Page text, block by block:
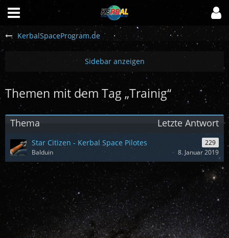
KerbalSpaceProgram.de
Themen mit dem Tag „Trainig“
Thema Letzte Antwort
Star Citizen - Kerbal Space Pilotes
229
Balduin
8. Januar 2019